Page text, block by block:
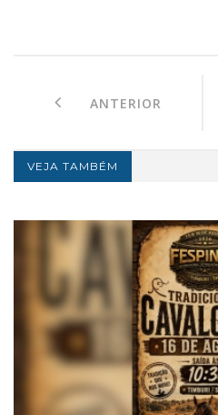
ANTERIOR
VEJA TAMBÉM